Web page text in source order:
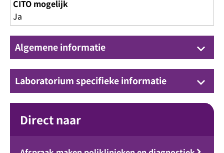
CITO mogelijk
Ja
Algemene informatie keyboard_arrow_down
Laboratorium specifieke informatie keyboard_arrow_down
Direct naar